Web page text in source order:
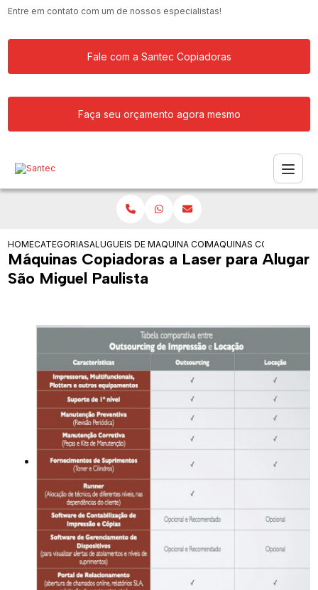
Entre em contato com um de nossos especialistas!
Fale com a Santec Copiadoras
Faça seu orçamento agora mesmo
HOMECATEGORIASALUGUEIS DE COPIADORASMAQUINA COPIADORA COLORIDA PARA
MAQUINAS COPIADORAS
Máquinas Copiadoras a Laser para Alugar
São Miguel Paulista